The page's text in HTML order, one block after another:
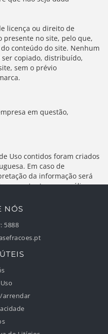
licença ou direito de
presente no site, pelo que,
conteúdo do site. Nenhum
copiado, distribuído,
sem o prévio
em questão,
Uso contidos foram criados
Em caso de
da informação será
competente para análise.
NÓS
5888
arrendar